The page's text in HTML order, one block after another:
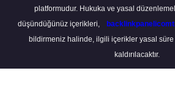
platformudur. Hukuka ve yasal
düşündüğünüz içerikleri,
bildirmeniz halinde, ilgili içerikler yasal
kaldırılacaktır.